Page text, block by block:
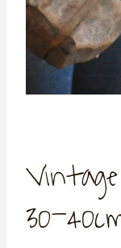
30-